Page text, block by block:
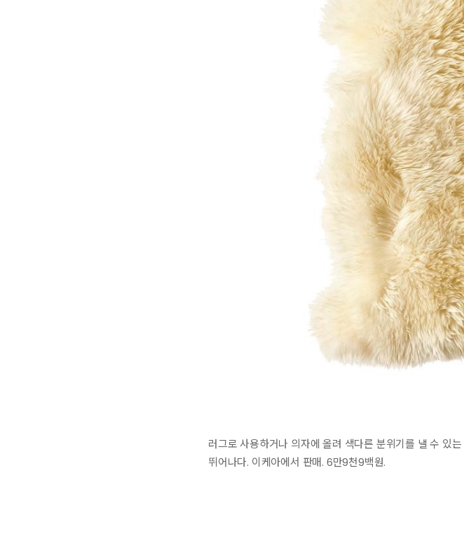
러그로 사용하거나 의자에 올려 색다른 분위기를 낼 수 있
뛰어나다. 이케아에서 판매. 6만9천9백원.